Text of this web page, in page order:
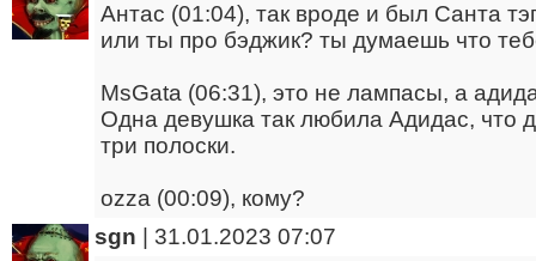
Антас (01:04), так вроде и был Санта
или ты про бэджик? ты думаешь что
MsGata (06:31), это не лампасы, а
Одна девушка так любила Адидас, что
три полоски.
ozza (00:09), кому?
sgn
31.01.2023 07:07